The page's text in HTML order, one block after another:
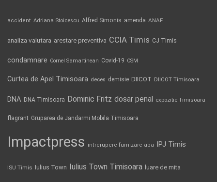
accident Adriana Stoicescu Alfred Simonis amenda ANAF
analiza valutara arestare preventiva CCIA Timis CJ Timis
condamnare Cornel Samartinean Covid-19 CSM
Curtea de Apel Timisoara deces demisie DIICOT DIICOT Timisoara
DNA DNA Timisoara Dominic Fritz dosar penal expozitie Timisoara
flagrant Gruparea de Jandarmi Mobila Timisoara
Impactpress intrerupere furnizare apa IPJ Timis
ISU Timis Iulius Town Iulius Town Timisoara luare de mita